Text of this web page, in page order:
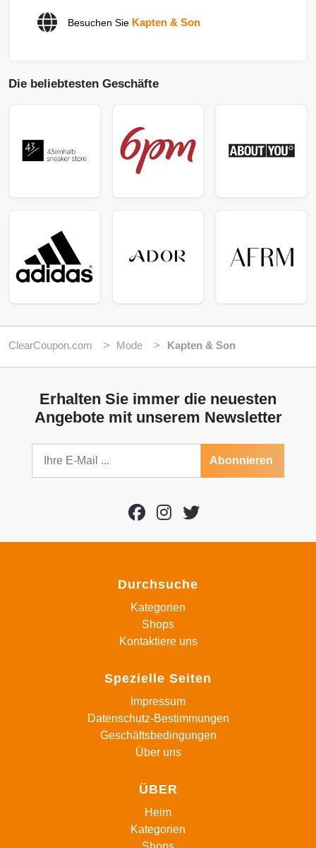
Besuchen Sie Kapten & Son
Die beliebtesten Geschäfte
ClearCoupon.com Mode Kapten & Son
Erhalten Sie immer die neuesten
Angebote mit unserem Newsletter
Abonnieren
Durchsuche
Kategorien
Shops
Kontaktiere uns
Spezielle Seiten
Impressum
Datenschutz-Bestimmungen
Geschäftsbedingungen
Über uns
ÜBER
Heim
Kategorien